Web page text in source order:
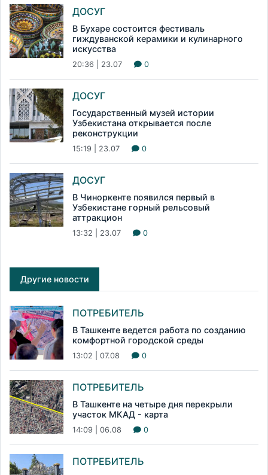
ДОСУГ
В Бухаре состоится фестиваль
гиждуванской керамики и кулинарного
искусства
20:36 | 23.07 0
ДОСУГ
Государственный музей истории
Узбекистана открывается после
реконструкции
15:19 | 23.07 0
ДОСУГ
В Чиноркенте появился первый в
Узбекистане горный рельсовый
аттракцион
13:32 | 23.07 0
Другие новости
ПОТРЕБИТЕЛЬ
В Ташкенте ведется работа по созданию
комфортной городской среды
13:02 | 07.08 0
ПОТРЕБИТЕЛЬ
В Ташкенте на четыре дня перекрыли
участок МКАД - карта
14:09 | 06.08 0
ПОТРЕБИТЕЛЬ